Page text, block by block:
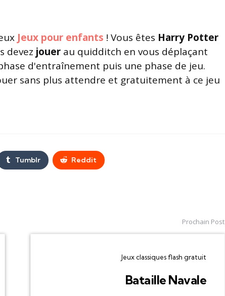
Jeux pour enfants ! Vous êtes Harry Potter
devez jouer au quidditch en vous déplaçant
d'entraînement puis une phase de jeu.
sans plus attendre et gratuitement à ce jeu
Tumblr Reddit
Prochain Post
Jeux classiques flash gratuit
Bataille Navale